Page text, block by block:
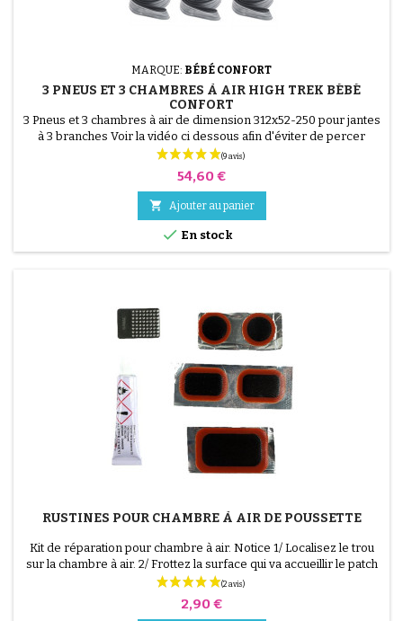
MARQUE: BÉBÉ CONFORT
3 PNEUS ET 3 CHAMBRES À AIR HIGH TREK BÉBÉ
CONFORT
3 Pneus et 3 chambres à air de dimension 312x52-250 pour jantes
à 3 branches Voir la vidéo ci dessous afin d'éviter de percer
les chambres à air lors du montage. VIDÉO DE MONTAGE.
Prix
54,60 €
 Ajouter au panier
 En stock
RUSTINES POUR CHAMBRE À AIR DE POUSSETTE
Kit de réparation pour chambre à air. Notice 1/ Localisez le trou
sur la chambre à air. 2/ Frottez la surface qui va accueillir le patch
avec le grattoir fourni. 3/ Dégraissez, nettoyez et séchez la
surface. 4/ Étalez uniformément la colle autour du trou. 5/
Patientez environ 1 mIn, jusqu'à ce que la colle ne brille plus. 6/
Prix
2,90 €